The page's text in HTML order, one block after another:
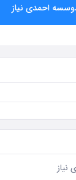
احمدی‌ نیاز